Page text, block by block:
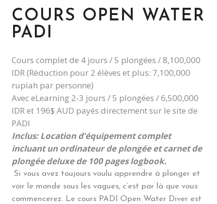
COURS OPEN WATER
PADI
Cours complet de 4 jours / 5 plongées / 8,100,000
IDR (Réduction pour 2 élèves et plus: 7,100,000
rupiah par personne)
Avec eLearning 2-3 jours / 5 plongées / 6,500,000
IDR et 196$ AUD payés directement sur le site de
PADI
Inclus: Location d’équipement complet
incluant un ordinateur de plongée et carnet de
plongée deluxe de 100 pages logbook.
Si vous avez toujours voulu apprendre à plonger et
voir le monde sous les vagues, c’est par là que vous
commencerez. Le cours PADI Open Water Diver est